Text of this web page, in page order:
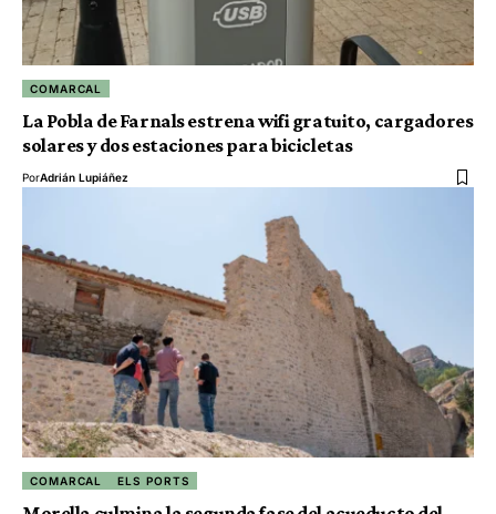
COMARCAL
La Pobla de Farnals estrena wifi gratuito, cargadores
solares y dos estaciones para bicicletas
PorAdrián Lupiáñez
COMARCAL ELS PORTS